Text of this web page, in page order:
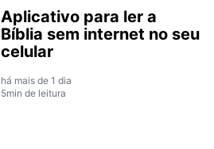
Aplicativo para ler a
Bíblia sem internet no seu
celular
há mais de 1 dia
5min de leitura